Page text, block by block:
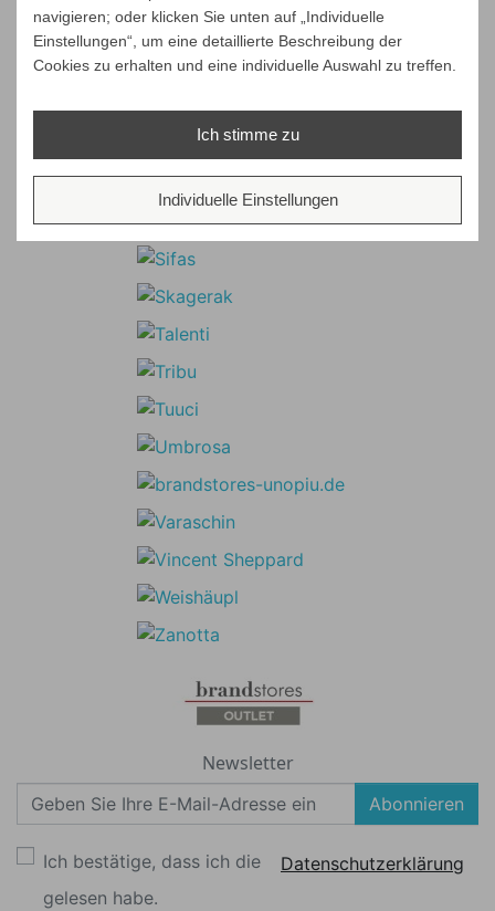
Newsletter
Abonnieren
Ich bestätige, dass ich die
Datenschutzerklärung
gelesen habe.
navigieren; oder klicken Sie unten auf „Individuelle
Einstellungen“, um eine detaillierte Beschreibung der
Cookies zu erhalten und eine individuelle Auswahl zu treffen.
Ich stimme zu
Individuelle Einstellungen